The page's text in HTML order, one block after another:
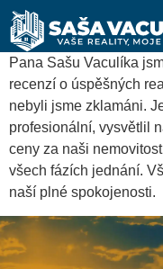
Pana Sašu Vaculíka
recenzí o úspěšných
nebyli jsme zklamáni.
profesionální, vysvětlil
ceny za naši
všech fázích jednání.
naší plné spokojenosti.